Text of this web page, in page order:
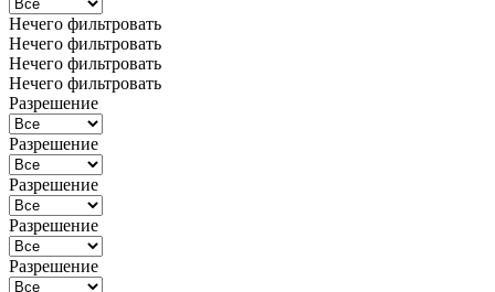
Нечего фильтровать
Нечего фильтровать
Нечего фильтровать
Нечего фильтровать
Разрешение
Разрешение
Разрешение
Разрешение
Разрешение